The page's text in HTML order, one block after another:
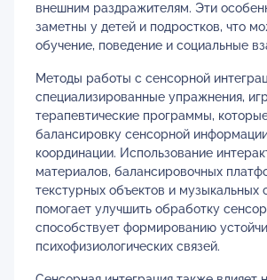
внешним раздражителям. Эти
заметны у детей и подростков, что
обучение, поведение и социальные
Методы работы с сенсорной
специализированные упражнения,
терапевтические программы,
балансировку сенсорной
координации. Использование
материалов, балансировочных
текстурных объектов и музыкальных
помогает улучшить обработку
способствует формированию
психофизиологических связей.